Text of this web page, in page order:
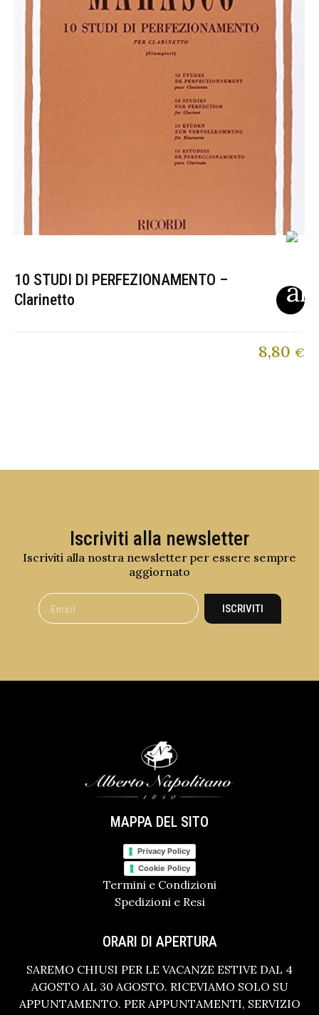
10 STUDI DI PERFEZIONAMENTO –
Clarinetto
8,80 €
Iscriviti alla newsletter
Iscriviti alla nostra newsletter per essere sempre
aggiornato
ISCRIVITI
MAPPA DEL SITO
Privacy Policy
Cookie Policy
Termini e Condizioni
Spedizioni e Resi
ORARI DI APERTURA
SAREMO CHIUSI PER LE VACANZE ESTIVE DAL 4
AGOSTO AL 30 AGOSTO. RICEVIAMO SOLO SU
APPUNTAMENTO. PER APPUNTAMENTI, SERVIZIO